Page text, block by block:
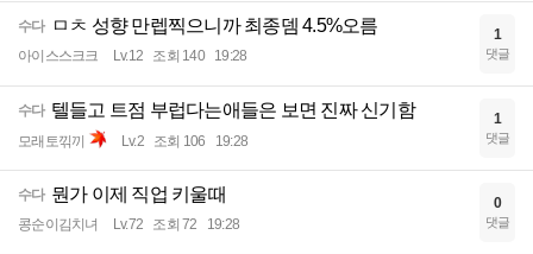
수다 ㅁㅊ 성향 만렙찍으니까 최종뎀 4.5%오름
아이스스크크 Lv.12 조회 140 19:28
1
댓글
수다 텔들고 트점 부럽다는애들은 보면 진짜 신기함
모래토끾끼 Lv.2 조회 106 19:28
1
댓글
수다 뭔가 이제 직업 키울때
콩순이김치녀 Lv.72 조회 72 19:28
0
댓글